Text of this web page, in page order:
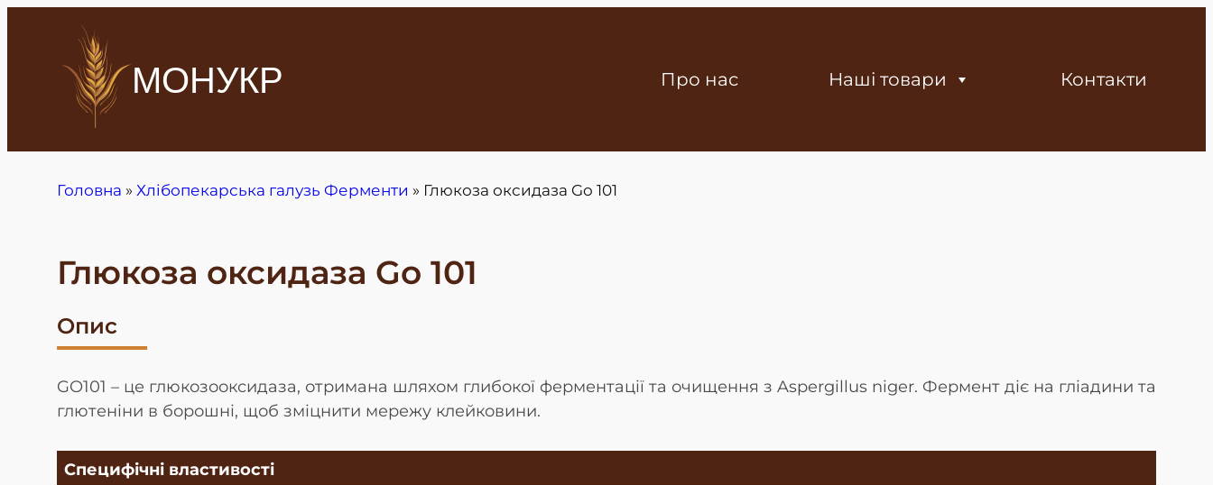
МОНУКР Про нас Наші товари Контакти
Головна » Хлібопекарська галузь Ферменти » Глюкоза оксидаза Go 101
Глюкоза оксидаза Go 101
Опис
GO101 – це глюкозооксидаза, отримана шляхом глибокої ферментації та очищення з Aspergillus niger. Фермент діє на гліадини та
глютеніни в борошні, щоб зміцнити мережу клейковини.
Специфічні властивості